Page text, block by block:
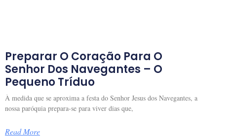
Preparar O Coração Para O
Senhor Dos Navegantes – O
Pequeno Tríduo
À medida que se aproxima a festa do Senhor Jesus dos Navegantes, a
nossa paróquia prepara-se para viver dias que,
Read More